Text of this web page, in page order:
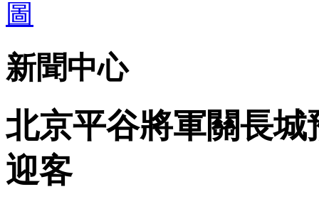
新聞中心
北京平谷將軍關長城
迎客